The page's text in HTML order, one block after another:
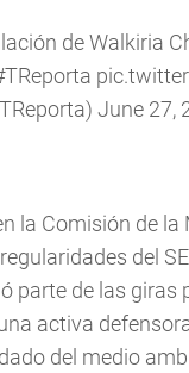
de Walkiria
June 27,
Comisión de la
del
parte de las giras
activa
del medio